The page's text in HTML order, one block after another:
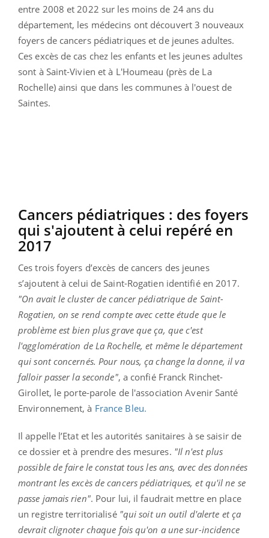
entre 2008 et 2022 sur les moins de 24 ans du
département, les médecins ont découvert 3 nouveaux
foyers de cancers pédiatriques et de jeunes adultes.
Ces excès de cas chez les enfants et les jeunes adultes
sont à Saint-Vivien et à L'Houmeau (près de La
Rochelle) ainsi que dans les communes à l'ouest de
Saintes.
Cancers pédiatriques : des foyers
qui s'ajoutent à celui repéré en
2017
Ces trois foyers d’excès de cancers des jeunes
s’ajoutent à celui de Saint-Rogatien identifié en 2017.
"On avait le cluster de cancer pédiatrique de Saint-
Rogatien, on se rend compte avec cette étude que le
problème est bien plus grave que ça, que c'est
l'agglomération de La Rochelle, et même le département
qui sont concernés. Pour nous, ça change la donne, il va
falloir passer la seconde", a confié Franck Rinchet-
Girollet, le porte-parole de l'association Avenir Santé
Environnement, à France Bleu.
Il appelle l’Etat et les autorités sanitaires à se saisir de
ce dossier et à prendre des mesures. "Il n'est plus
possible de faire le constat tous les ans, avec des données
montrant les excès de cancers pédiatriques, et qu'il ne se
passe jamais rien". Pour lui, il faudrait mettre en place
un registre territorialisé "qui soit un outil d'alerte et ça
devrait clignoter chaque fois qu'on a une sur-incidence